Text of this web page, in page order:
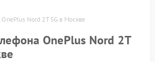
Nord 2T 5G в Москве
OnePlus Nord 2T